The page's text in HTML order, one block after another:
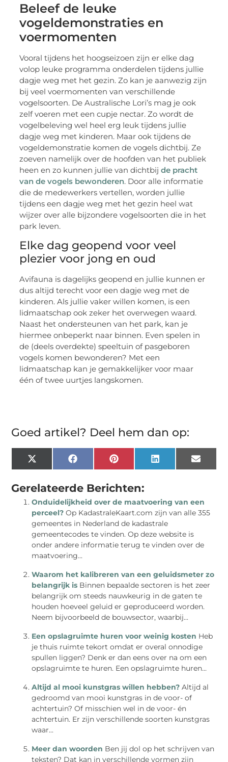
Beleef de leuke
vogeldemonstraties en
voermomenten
Vooral tijdens het hoogseizoen zijn er elke dag
volop leuke programma onderdelen tijdens jullie
dagje weg met het gezin. Zo kan je aanwezig zijn
bij veel voermomenten van verschillende
vogelsoorten. De Australische Lori’s mag je ook
zelf voeren met een cupje nectar. Zo wordt de
vogelbeleving wel heel erg leuk tijdens jullie
dagje weg met kinderen. Maar ook tijdens de
vogeldemonstratie komen de vogels dichtbij. Ze
zoeven namelijk over de hoofden van het publiek
heen en zo kunnen jullie van dichtbijde pracht
van de vogels bewonderen. Door alle informatie
die de medewerkers vertellen, worden jullie
tijdens een dagje weg met het gezin heel wat
wijzer over alle bijzondere vogelsoorten die in het
park leven.
Elke dag geopend voor veel
plezier voor jong en oud
Avifauna is dagelijks geopend en jullie kunnen er
dus altijd terecht voor een dagje weg met de
kinderen. Als jullie vaker willen komen, is een
lidmaatschap ook zeker het overwegen waard.
Naast het ondersteunen van het park, kan je
hiermee onbeperkt naar binnen. Even spelen in
de (deels overdekte) speeltuin of pasgeboren
vogels komen bewonderen? Met een
lidmaatschap kan je gemakkelijker voor maar
één of twee uurtjes langskomen.
Goed artikel? Deel hem dan op:
X
(Twitter)
FacebookPinterestLinkedInEmail
Gerelateerde Berichten:
Onduidelijkheid over de maatvoering van een
perceel? Op KadastraleKaart.com zijn van alle 355
gemeentes in Nederland de kadastrale
gemeentecodes te vinden. Op deze website is
onder andere informatie terug te vinden over de
maatvoering...
Waarom het kalibreren van een geluidsmeter zo
belangrijk is Binnen bepaalde sectoren is het zeer
belangrijk om steeds nauwkeurig in de gaten te
houden hoeveel geluid er geproduceerd worden.
Neem bijvoorbeeld de bouwsector, waarbij...
Een opslagruimte huren voor weinig kosten Heb
je thuis ruimte tekort omdat er overal onnodige
spullen liggen? Denk er dan eens over na om een
opslagruimte te huren. Een opslagruimte huren...
Altijd al mooi kunstgras willen hebben? Altijd al
gedroomd van mooi kunstgras in de voor- of
achtertuin? Of misschien wel in de voor- én
achtertuin. Er zijn verschillende soorten kunstgras
waar...
Meer dan woorden Ben jij dol op het schrijven van
teksten? Dat kan in verschillende vormen zijn